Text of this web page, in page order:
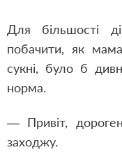
Для більшості
побачити, як
сукні, було б
норма.
— Привіт,
заходжу.